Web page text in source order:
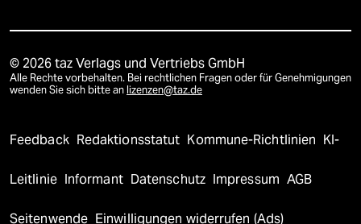
© 2026 taz Verlags und Vertriebs GmbH
Alle Rechte vorbehalten. Bei rechtlichen Fragen oder für Genehmigungen
wenden Sie sich bitte an lizenzen@taz.de
Feedback Redaktionsstatut Kommune-Richtlinien KI-
Leitlinie Informant Datenschutz Impressum AGB
Seitenwende Einwilligungen widerrufen (Ads)